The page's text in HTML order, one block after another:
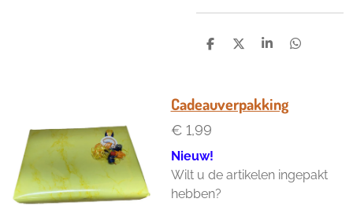
D
D
S
e
D
Cadeauverpakking
€ 1,99
Nieuw!
Wilt u de artikelen ingepakt
hebben?